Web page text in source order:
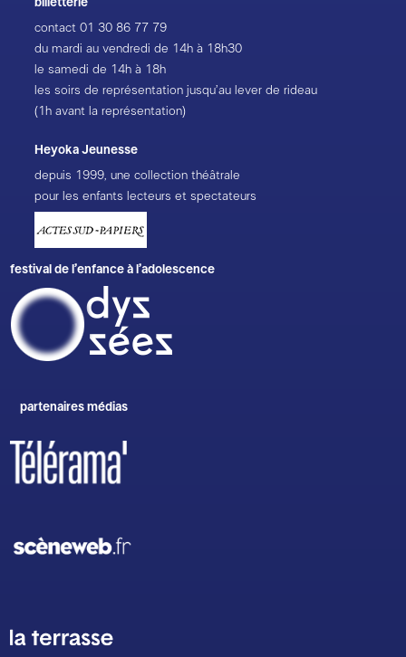
Action financée par la Région Île- de-France.
La Compagnie Louis Brouillard est conventionnée par
la DRAC Île-de-France et la Région Île-de-France
associés à Nanterre-Amandiers, à La Coursive, Scène
nationale de La Rochelle, et au TNP Théâtre national
populaire de Villeurbanne
Les textes de Joël Pommerat sont édités chez Actes
Sud-Papiers.
photo : Agathe Pommerat
contact 01 30 86 77 79
du mardi au vendredi de 14h à 18h30
le samedi de 14h à 18h
les soirs de représentation jusqu’au lever de rideau
(1h avant la représentation)
Heyoka Jeunesse
depuis 1999, une collection théâtrale
pour les enfants lecteurs et spectateurs
festival de l’enfance à l’adolescence
partenaires médias